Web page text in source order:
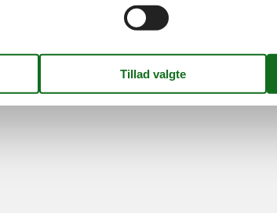
Følg os